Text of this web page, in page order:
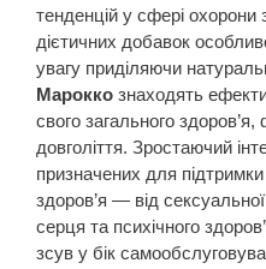
тенденцій у сфері охорони
дієтичних добавок
увагу приділяючи
Марокко знаходять
свого загального
довголіття. Зростаючий
призначених для підтримки
здоров’я — від
серця та психічного
зсув у бік